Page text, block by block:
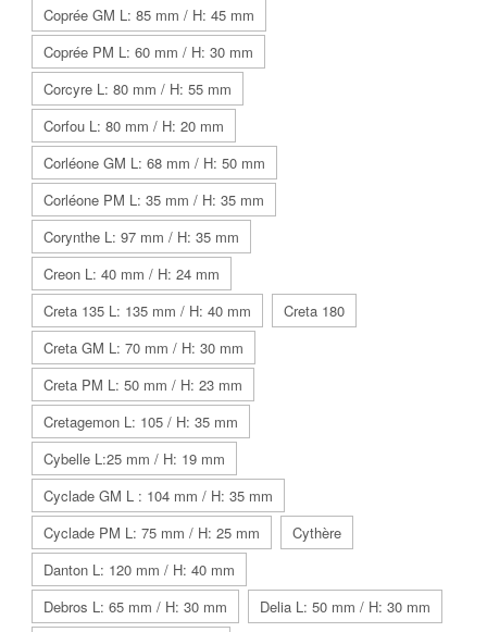
Coprée GM L: 85 mm / H: 45 mm
Coprée PM L: 60 mm / H: 30 mm
Corcyre L: 80 mm / H: 55 mm
Corfou L: 80 mm / H: 20 mm
Corléone GM L: 68 mm / H: 50 mm
Corléone PM L: 35 mm / H: 35 mm
Corynthe L: 97 mm / H: 35 mm
Creon L: 40 mm / H: 24 mm
Creta 135 L: 135 mm / H: 40 mm
Creta 180
Creta GM L: 70 mm / H: 30 mm
Creta PM L: 50 mm / H: 23 mm
Cretagemon L: 105 / H: 35 mm
Cybelle L:25 mm / H: 19 mm
Cyclade GM L : 104 mm / H: 35 mm
Cyclade PM L: 75 mm / H: 25 mm
Cythère
Danton L: 120 mm / H: 40 mm
Debros L: 65 mm / H: 30 mm
Delia L: 50 mm / H: 30 mm